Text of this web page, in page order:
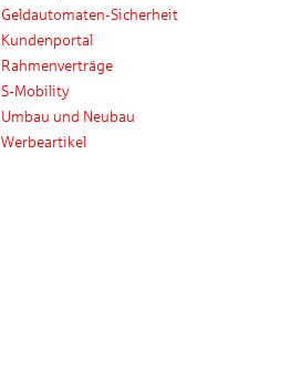
Geldautomaten-Sicherheit
Kundenportal
Rahmenverträge
S-Mobility
Umbau und Neubau
Werbeartikel